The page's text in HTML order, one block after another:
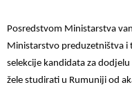
Posredstvom Ministarstva
Ministarstvo preduzetništva i
selekcije kandidata za
žele studirati u Rumuniji od